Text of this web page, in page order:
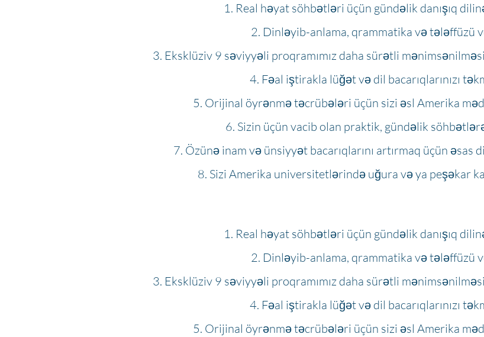
Real həyat söhbətləri üçün gündəlik danışıq
Dinləyib-anlama, qrammatika və tələffüzü
Eksklüziv 9 səviyyəli proqramımız daha sürətli
Fəal iştirakla lüğət və dil bacarıqlarınızı
Orijinal öyrənmə təcrübələri üçün sizi əsl Amerika
Sizin üçün vacib olan praktik, gündəlik
Özünə inam və ünsiyyət bacarıqlarını artırmaq üçün əsas
Sizi Amerika universitetlərində uğura və ya peşəkar
Real həyat söhbətləri üçün gündəlik danışıq
Dinləyib-anlama, qrammatika və tələffüzü
Eksklüziv 9 səviyyəli proqramımız daha sürətli
Fəal iştirakla lüğət və dil bacarıqlarınızı
Orijinal öyrənmə təcrübələri üçün sizi əsl Amerika